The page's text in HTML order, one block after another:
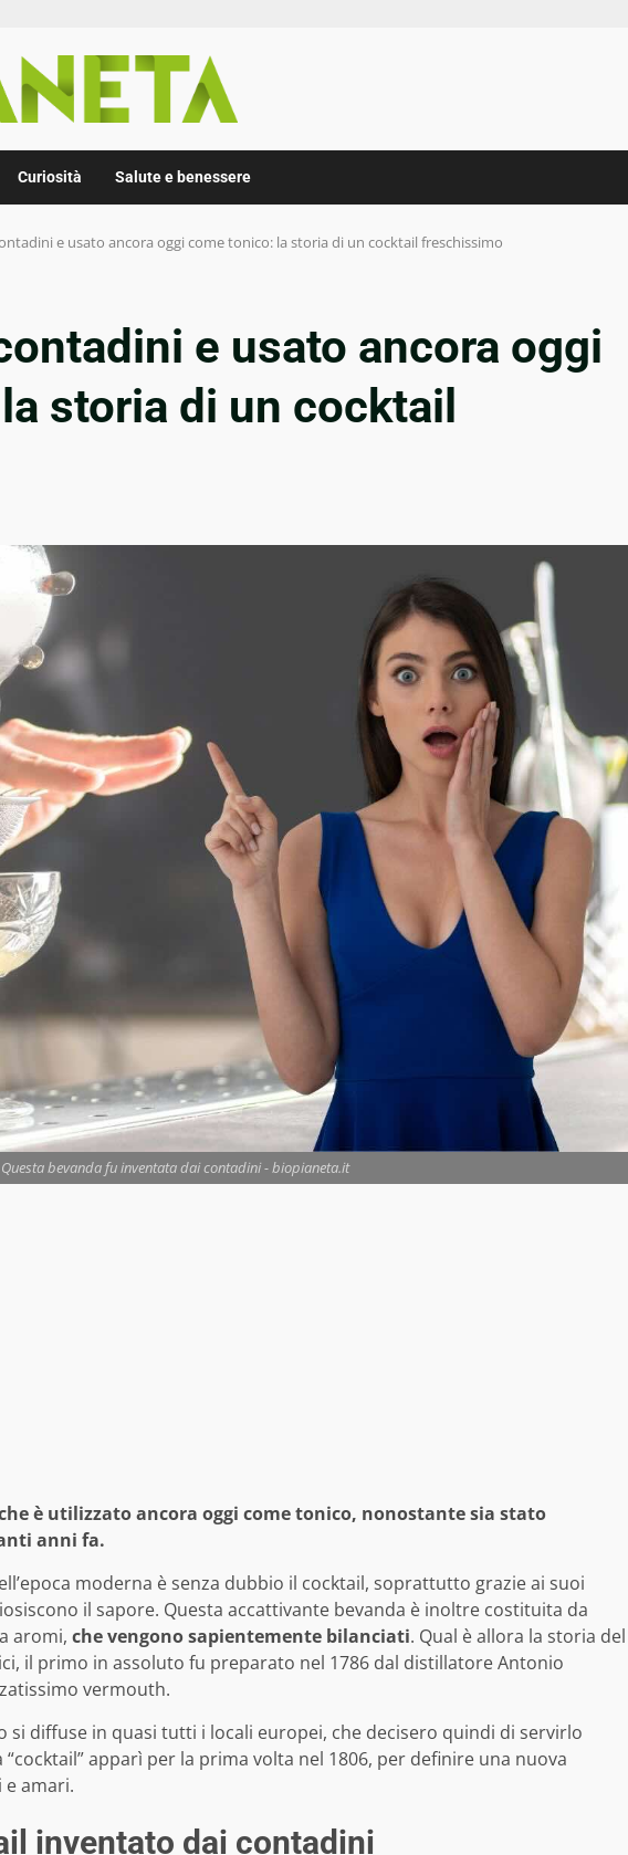
Curiosità Salute e benessere
e usato ancora oggi come tonico: la storia di un cocktail freschissimo
e usato ancora oggi
storia di un cocktail
Questa bevanda fu inventata dai contadini - biopianeta.it
è utilizzato ancora oggi come tonico, nonostante sia stato
anni fa.
moderna è senza dubbio il cocktail, soprattutto grazie ai suoi
il sapore. Questa accattivante bevanda è inoltre costituita da
aromi, che vengono sapientemente bilanciati. Qual è allora la storia del
il primo in assoluto fu preparato nel 1786 dal distillatore Antonio
vermouth.
si diffuse in quasi tutti i locali europei, che decisero quindi di servirlo
apparì per la prima volta nel 1806, per definire una nuova
amari.
inventato dai contadini